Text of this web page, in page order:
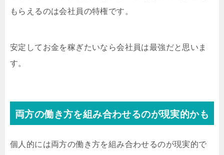
もらえるのは会社員の特権です。
安定してお金を稼ぎたいなら会社員は最強だと思いま
す。
両方の働き方を組み合わせるのが現実的かも
個人的には両方の働き方を組み合わせるのが現実的で